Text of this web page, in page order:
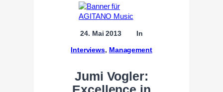
24. Mai 2013 In
Interviews, Management
Jumi Vogler: